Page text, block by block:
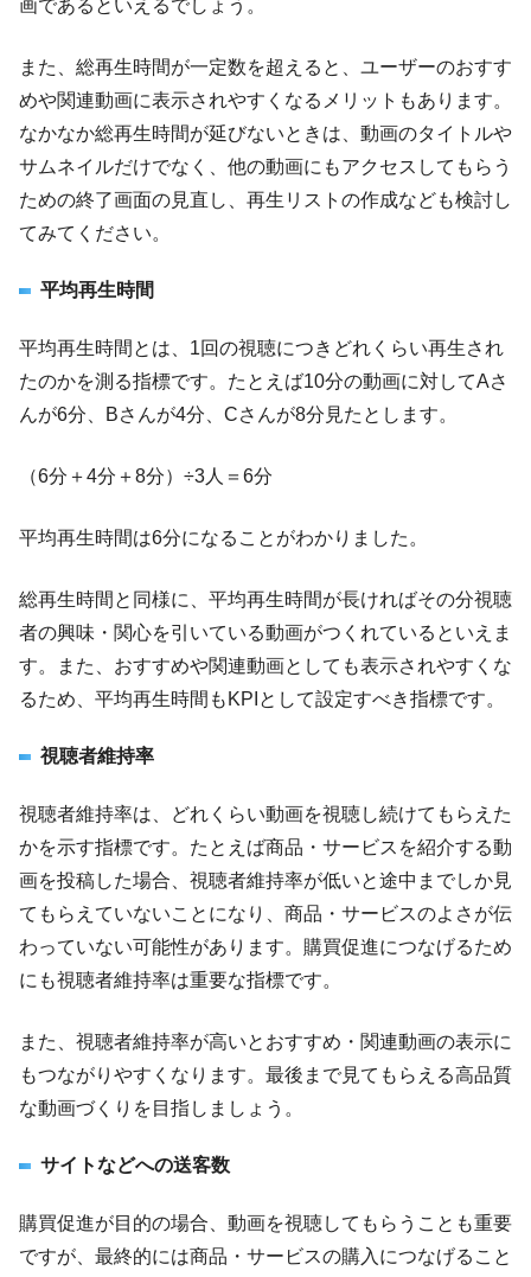
画であるといえるでしょう。
また、総再生時間が一定数を超えると、ユーザーのおすす
めや関連動画に表示されやすくなるメリットもあります。
なかなか総再生時間が延びないときは、動画のタイトルや
サムネイルだけでなく、他の動画にもアクセスしてもらう
ための終了画面の見直し、再生リストの作成なども検討し
てみてください。
平均再生時間
平均再生時間とは、1回の視聴につきどれくらい再生され
たのかを測る指標です。たとえば10分の動画に対してAさ
んが6分、Bさんが4分、Cさんが8分見たとします。
（6分＋4分＋8分）÷3人＝6分
平均再生時間は6分になることがわかりました。
総再生時間と同様に、平均再生時間が長ければその分視聴
者の興味・関心を引いている動画がつくれているといえま
す。また、おすすめや関連動画としても表示されやすくな
るため、平均再生時間もKPIとして設定すべき指標です。
視聴者維持率
視聴者維持率は、どれくらい動画を視聴し続けてもらえた
かを示す指標です。たとえば商品・サービスを紹介する動
画を投稿した場合、視聴者維持率が低いと途中までしか見
てもらえていないことになり、商品・サービスのよさが伝
わっていない可能性があります。購買促進につなげるため
にも視聴者維持率は重要な指標です。
また、視聴者維持率が高いとおすすめ・関連動画の表示に
もつながりやすくなります。最後まで見てもらえる高品質
な動画づくりを目指しましょう。
サイトなどへの送客数
購買促進が目的の場合、動画を視聴してもらうことも重要
ですが、最終的には商品・サービスの購入につなげること